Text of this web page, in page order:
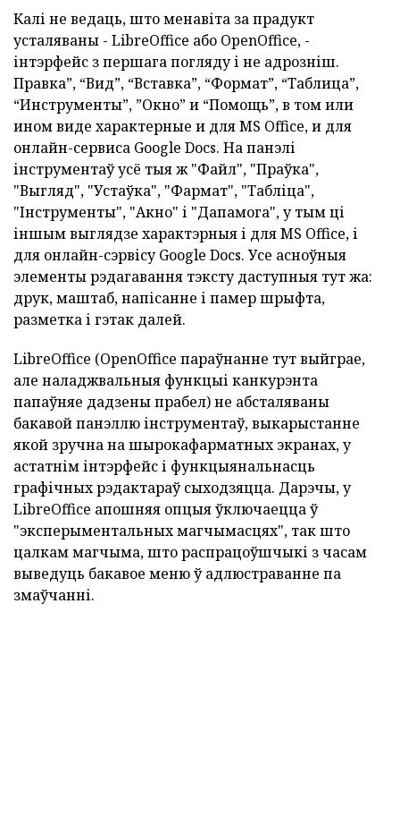
Калі не ведаць, што менавіта за прадукт
усталяваны - LibreOffice або OpenOffice, -
інтэрфейс з першага погляду і не адрозніш.
Правка”, “Вид”, “Вставка”, “Формат”, “Таблица”,
“Инструменты”, ”Окно” и “Помощь”, в том или
ином виде характерные и для MS Office, и для
онлайн-сервиса Google Docs. На панэлі
інструментаў усё тыя ж "Файл", "Праўка",
"Выгляд", "Устаўка", "Фармат", "Табліца",
"Інструменты", "Акно" і "Дапамога", у тым ці
іншым выглядзе характэрныя і для MS Office, і
для онлайн-сэрвісу Google Docs. Усе асноўныя
элементы рэдагавання тэксту даступныя тут жа:
друк, маштаб, напісанне і памер шрыфта,
разметка і гэтак далей.
LibreOffice (OpenOffice параўнанне тут выйграе,
але наладжвальныя функцыі канкурэнта
папаўняе дадзены прабел) не абсталяваны
бакавой панэллю інструментаў, выкарыстанне
якой зручна на шырокафарматных экранах, у
астатнім інтэрфейс і функцыянальнасць
графічных рэдактараў сыходзяцца. Дарэчы, у
LibreOffice апошняя опцыя ўключаецца ў
"эксперыментальных магчымасцях", так што
цалкам магчыма, што распрацоўшчыкі з часам
выведуць бакавое меню ў адлюстраванне па
змаўчанні.